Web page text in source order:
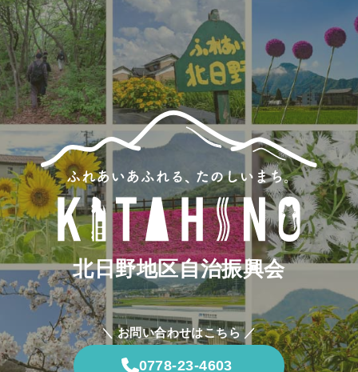
北日野地区自治振興会
＼ お問い合わせはこちら ／
0778-23-4603